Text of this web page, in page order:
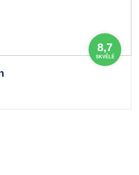
8,7
SKVĚLÉ